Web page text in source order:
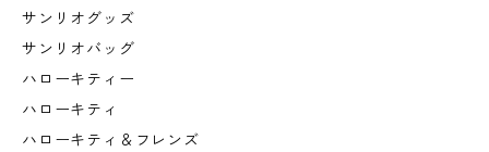
サンリオグッズ
サンリオバッグ
ハローキティー
ハローキティ
ハローキティ＆フレンズ